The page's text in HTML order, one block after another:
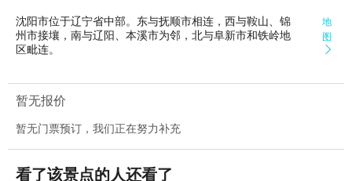
沈阳市位于辽宁省中部。东与抚顺市相连，西与鞍山、锦
州市接壤，南与辽阳、本溪市为邻，北与阜新市和铁岭地
区毗连。
地
图

暂无报价
暂无门票预订，我们正在努力补充
看了该景点的人还看了